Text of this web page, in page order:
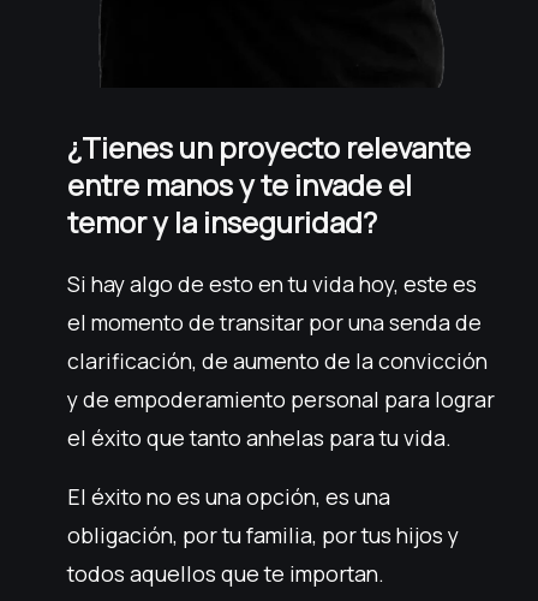
¿Tienes un proyecto relevante
entre manos y te invade el
temor y la inseguridad?
Si hay algo de esto en tu vida hoy, este es
el momento de transitar por una senda de
clarificación, de aumento de la convicción
y de empoderamiento personal para lograr
el éxito que tanto anhelas para tu vida.
El éxito no es una opción, es una
obligación, por tu familia, por tus hijos y
todos aquellos que te importan.